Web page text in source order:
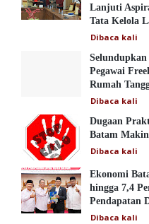
Lanjuti
Tata Kelola
Dibaca kali
Pegawai
Rumah
Dibaca kali
Dugaan
Batam
Dibaca kali
Ekonomi
hingga 7,4
Pendapatan
Dibaca kali